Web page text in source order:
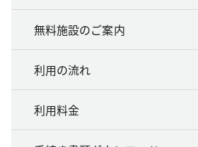
無料施設のご案内
利用の流れ
利用料金